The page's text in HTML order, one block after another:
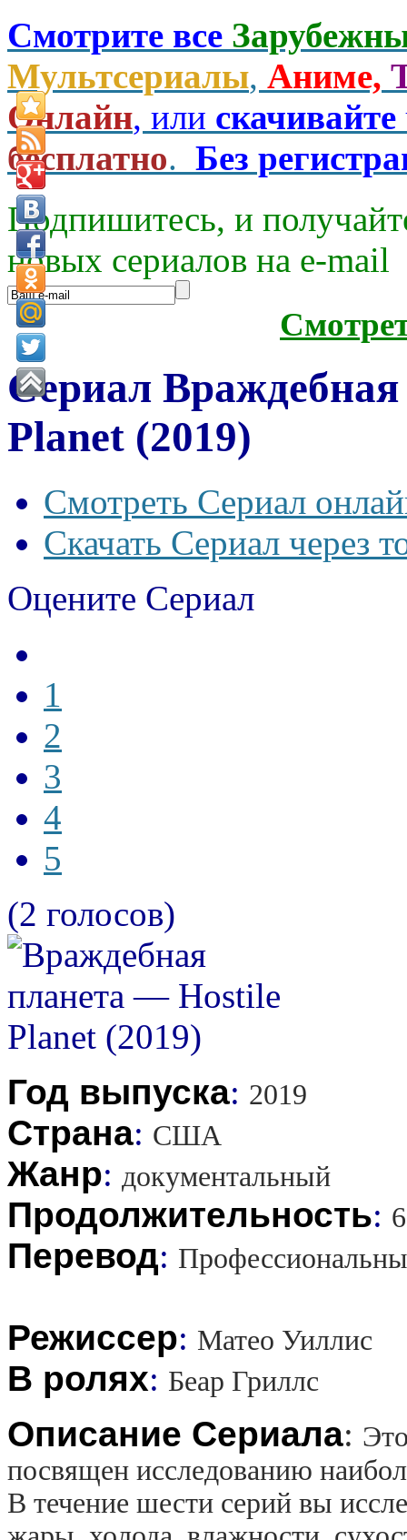
Смотрите все
Мультсериалы, Аниме,
Онлайн, или скачивайте
бесплатно. Без
Подпишитесь, и
новых сериалов на e-mаil
Сериал
Planet (2019)
Смотреть Сериал
Скачать Сериал через
Оцените Сериал
1
2
3
4
5
(2 голосов)
Год выпуска: 2019
Страна: США
Жанр: документальный
Продолжительность:
Перевод:
Режиссер: Матео Уиллис
В ролях: Беар Гриллс
Описание Сериала:
посвящен исследованию
В течение шести серий вы